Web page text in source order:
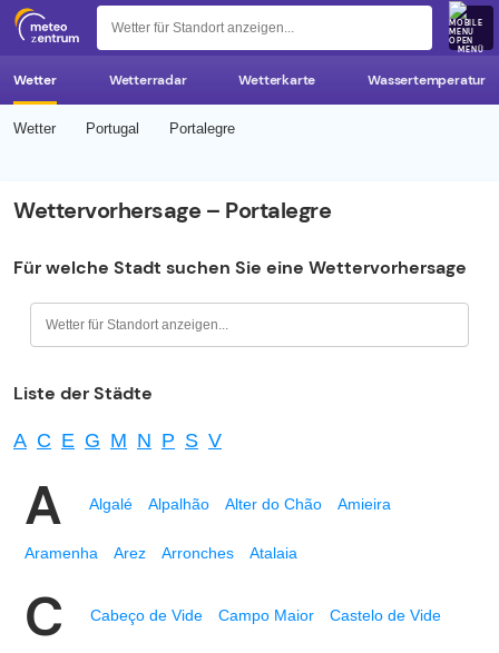
z
MENÜ
Wetter Wetterradar Wetterkarte Wassertemperatur
Wetter Portugal Portalegre
Wettervorhersage – Portalegre
Für welche Stadt suchen Sie eine Wettervorhersage
Liste der Städte
A C E G M N P S V
A Algalé Alpalhão Alter do Chão Amieira
Aramenha Arez Arronches Atalaia
C Cabeço de Vide Campo Maior Castelo de Vide